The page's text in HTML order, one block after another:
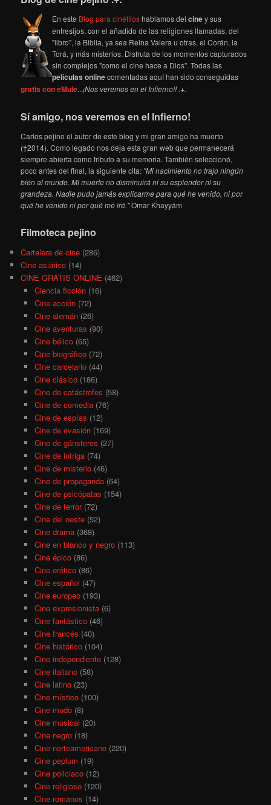
En este Blog para cinéfiloshablamos delciney sus
entresijos, con el añadido de las religiones llamadas, del
"libro", la Biblia, ya sea Reina Valera u otras, el Corán, la
Torá, y más misterios. Disfruta de los momentos capturados
sin complejos "como el cine hace a Dios". Todas las
películas onlinecomentadas aquí han sido conseguidas
gratis con eMule...¡Nos veremos en el Infierno!! .+.
Sí amigo, nos veremos en el Infierno!
Carlos pejino el autor de este blog y mi gran amigo ha muerto
(†2014). Como legado nos deja esta gran web que permanecerá
siempre abierta como tributo a su memoria. También seleccionó,
poco antes del final, la siguiente cita: "Mi nacimiento no trajo ningún
bien al mundo. Mi muerte no disminuirá ni su esplendor ni su
grandeza. Nadie pudo jamás explicarme para qué he venido, ni por
qué he venido ni por qué me iré."Omar Khayyám
Filmoteca pejino
Cartelera de cine (286)
Cine asiático (14)
CINE GRATIS ONLINE (462)
Ciencia ficción(16)
Cine acción(72)
Cine alemán(26)
Cine aventuras (90)
Cine bélico(65)
Cine biográfico(72)
Cine carcelario(44)
Cine clásico(186)
Cine de catástrofes (58)
Cine de comedia(76)
Cine de espías (12)
Cine de evasión(169)
Cine de gánsteres (27)
Cine de intriga(74)
Cine de misterio(46)
Cine de propaganda(64)
Cine de psicópatas (154)
Cine de terror(72)
Cine del oeste(52)
Cine drama(368)
Cine en blanco y negro(113)
Cine épico(86)
Cine erótico(86)
Cine español (47)
Cine europeo(193)
Cine expresionista(6)
Cine fantástico(46)
Cine francés (40)
Cine histórico(104)
Cine independiente(128)
Cine italiano(58)
Cine latino(23)
Cine místico(100)
Cine mudo(8)
Cine musical (20)
Cine negro(18)
Cine norteamericano(220)
Cine peplum (19)
Cine policiaco(12)
Cine religioso(120)
Cine romanos (14)